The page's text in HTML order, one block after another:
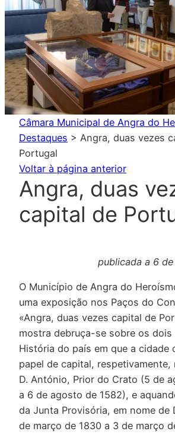
Câmara Municipal de Angra do
Destaques > Angra, duas vezes
Portugal
Voltar à página anterior
Angra, duas
capital de
publicada a 6
O Município de Angra do
uma exposição nos Paços do
«Angra, duas vezes capital de
mostra debruça-se sobre os dois
História do país em que a cidade
papel de capital,
D. António, Prior do Crato (5 de
a 6 de agosto de 1582), e
da Junta Provisória, em nome de
de março de 1830 a 3 de março